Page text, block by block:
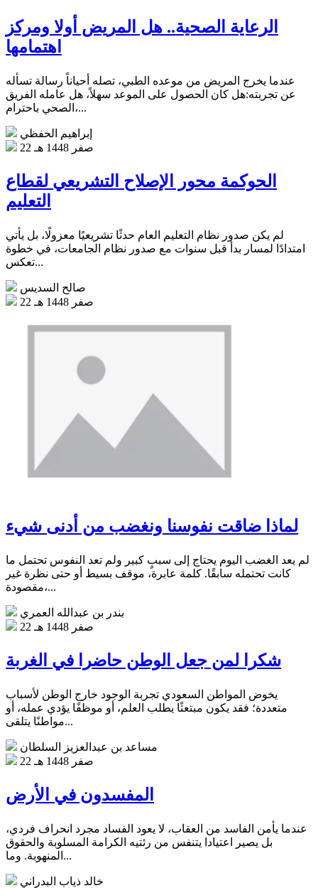
الرعاية الصحية.. هل المريض أولا ومركز
اهتمامها
عندما يخرج المريض من موعده الطبي، تصله أحياناً رسالة تسأله
عن تجربته:هل كان الحصول على الموعد سهلاً، هل عامله الفريق
الصحي باحترام،...
إبراهيم الحفظي
22 صفر 1448 هـ
الحوكمة محور الإصلاح التشريعي لقطاع
التعليم
لم يكن صدور نظام التعليم العام حدثًا تشريعيًا معزولًا، بل يأتي
امتدادًا لمسار بدأ قبل سنوات مع صدور نظام الجامعات، في خطوة
تعكس...
صالح السديس
22 صفر 1448 هـ
لماذا ضاقت نفوسنا ونغضب من أدنى شيء
لم يعد الغضب اليوم يحتاج إلى سببٍ كبير ولم تعد النفوس تحتمل ما
كانت تحتمله سابقًا. كلمة عابرة، موقف بسيط أو حتى نظرة غير
مقصودة،...
بندر بن عبدالله العمري
22 صفر 1448 هـ
شكرا لمن جعل الوطن حاضرا في الغربة
يخوض المواطن السعودي تجربة الوجود خارج الوطن لأسباب
متعددة؛ فقد يكون مبتعثًا يطلب العلم، أو موظفًا يؤدي عمله، أو
مواطنًا يتلقى...
مساعد بن عبدالعزيز السلطان
22 صفر 1448 هـ
المفسدون في الأرض
عندما يأمن الفاسد من العقاب، لا يعود الفساد مجرد انحراف فردي،
بل يصير اعتيادا يتنفس من رئتيه الكرامة المسلوبة والحقوق
المنهوبة. وما...
خالد ذياب البدراني